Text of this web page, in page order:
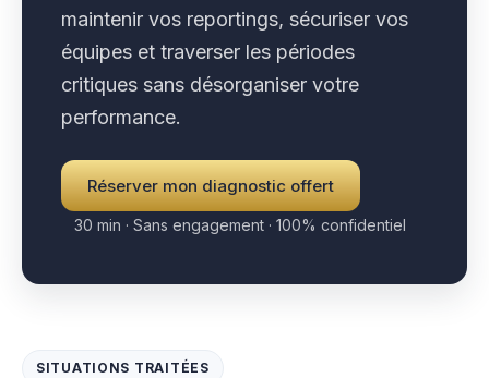
maintenir vos reportings, sécuriser vos
équipes et traverser les périodes
critiques sans désorganiser votre
performance.
Réserver mon diagnostic offert
30 min · Sans engagement · 100% confidentiel
SITUATIONS TRAITÉES